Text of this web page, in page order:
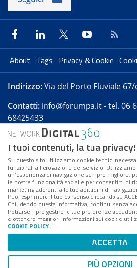
About Tags Privacy & Cookie
Indirizzo:Via del Porto Fluviale 67/
Contatti: info@forumpa.it- tel. 06
68425433
Forumpa.itè una pubblicazione
presso Registro della stampa del
Reg. n. 182 del 2 maggio 2008 -
Stentella
FPA s.r.l. è società
Coordinamento da parte di
è un'azienda certificata per il
Codice Fiscale/Partita IVA n.
n. 1249791. ISP
Mappa del sito
I tuoi contenuti, la tua privacy!
Su questo sito utilizziamo cookie tecnici
funzionali all’erogazione del servizio.
un’esperienza di navigazione sempre migliore,
le nostre funzionalità social e per consentirti di
marketing aderenti alle tue abitudini di
Puoi esprimere il tuo consenso cliccando su
Chiudendo questa informativa, continui senza
Potrai sempre gestire le tue preferenze
e ottenere maggiori informazioni sui cookie
COOKIE POLICY.
ACCETTA
PIÙ OPZIONI